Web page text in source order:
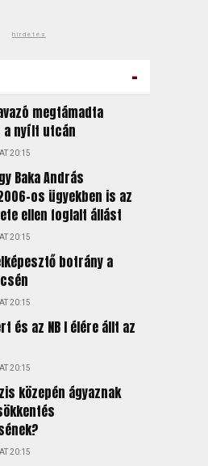
hirdetés
-
megtámadta
a nyílt utcán
20:15
Baka András
os ügyekben is az
ellen foglalt állást
20:15
botrány a
20:15
és az NB I élére állt az
20:15
közepén ágyaznak
20:15